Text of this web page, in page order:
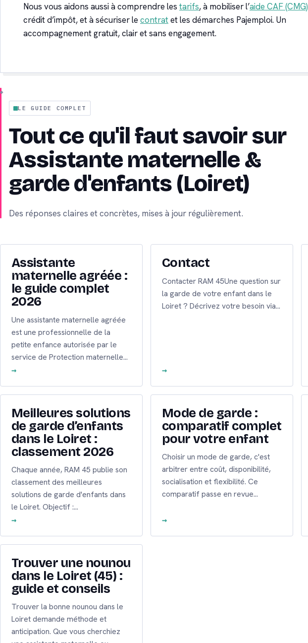
Nous vous aidons aussi à comprendre les tarifs, à mobiliser l’aide CAF (CMG)
crédit d’impôt, et à sécuriser le contratet les démarches Pajemploi. Un
accompagnement gratuit, clair et sans engagement.
LE GUIDE COMPLET
Tout ce qu'il faut savoir sur
Assistante maternelle &
garde d'enfants (Loiret)
Des réponses claires et concrètes, mises à jour régulièrement.
Assistante
maternelle agréée :
le guide complet
2026
Une assistante maternelle agréée
est une professionnelle de la
petite enfance autorisée par le
service de Protection maternelle…
Contact
Contacter RAM 45Une question sur
la garde de votre enfant dans le
Loiret ? Décrivez votre besoin via…
Meilleures solutions
de garde d’enfants
dans le Loiret :
classement 2026
Chaque année, RAM 45 publie son
classement des meilleures
solutions de garde d'enfants dans
le Loiret. Objectif :…
Mode de garde :
comparatif complet
pour votre enfant
Choisir un mode de garde, c'est
arbitrer entre coût, disponibilité,
socialisation et flexibilité. Ce
comparatif passe en revue…
Trouver une nounou
dans le Loiret (45) :
guide et conseils
Trouver la bonne nounou dans le
Loiret demande méthode et
anticipation. Que vous cherchiez